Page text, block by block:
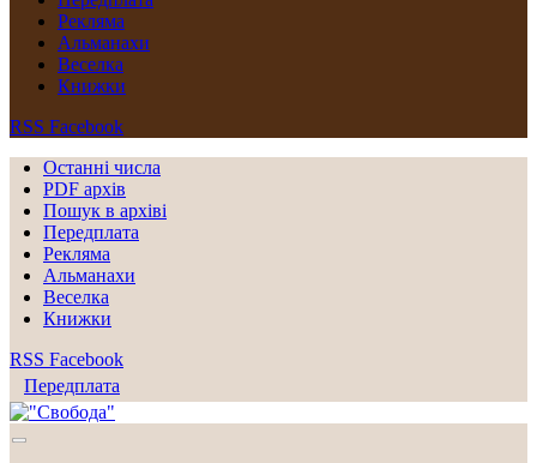
Рекляма
Альманахи
Веселка
Книжки
RSS Facebook
Останні числа
PDF архів
Пошук в архіві
Передплата
Рекляма
Альманахи
Веселка
Книжки
RSS Facebook
Передплата